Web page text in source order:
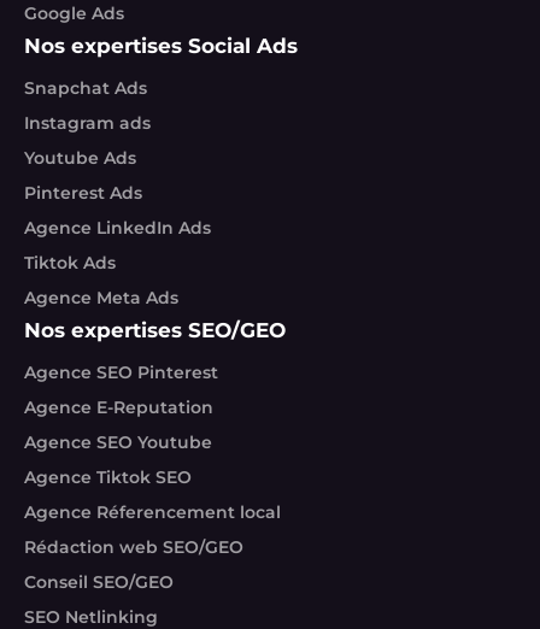
Google Ads
Nos expertises Social Ads
Snapchat Ads
Instagram ads
Youtube Ads
Pinterest Ads
Agence LinkedIn Ads
Tiktok Ads
Agence Meta Ads
Nos expertises SEO/GEO
Agence SEO Pinterest
Agence E-Reputation
Agence SEO Youtube
Agence Tiktok SEO
Agence Réferencement local
Rédaction web SEO/GEO
Conseil SEO/GEO
SEO Netlinking